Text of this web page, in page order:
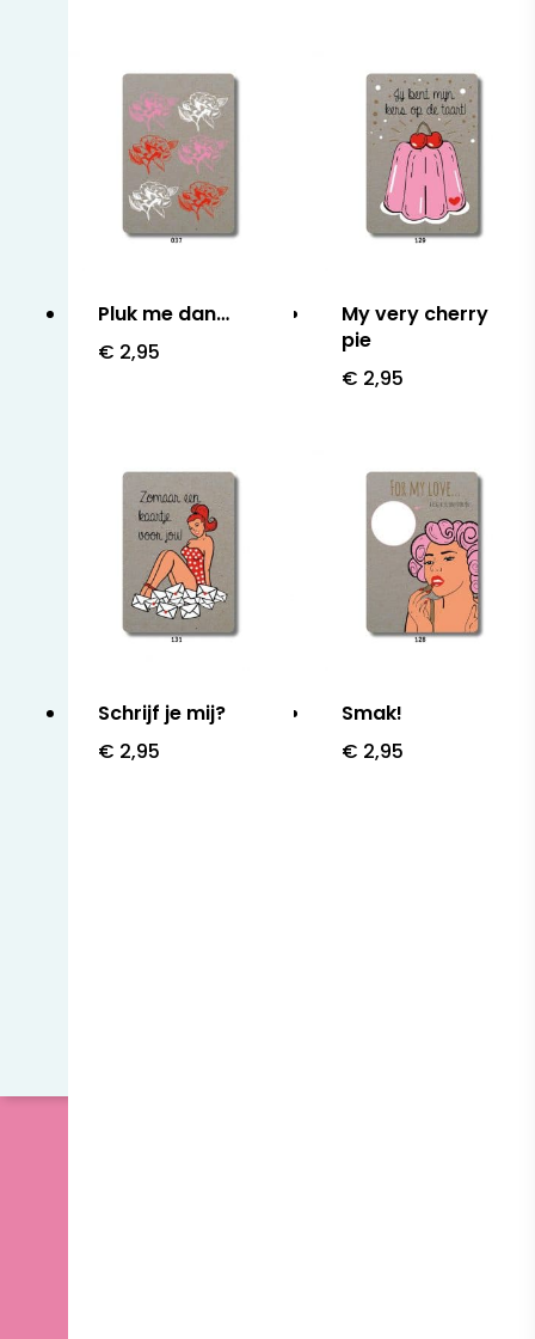
Pluk me dan…
€ 2,95
My very cherry
pie
€ 2,95
Schrijf je mij?
€ 2,95
Smak!
€ 2,95